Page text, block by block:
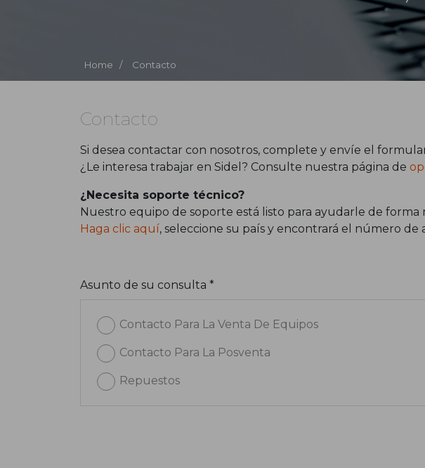
Home / Contacto
Contacto
Si desea contactar con nosotros, complete y envíe el
¿Le interesa trabajar en Sidel? Consulte nuestra página de
¿Necesita soporte técnico?
Nuestro equipo de soporte está listo para ayudarle de forma
Haga clic aquí, seleccione su país y encontrará el número
Asunto de su consulta *
Contacto Para La Venta De Equipos
Contacto Para La Posventa
Repuestos